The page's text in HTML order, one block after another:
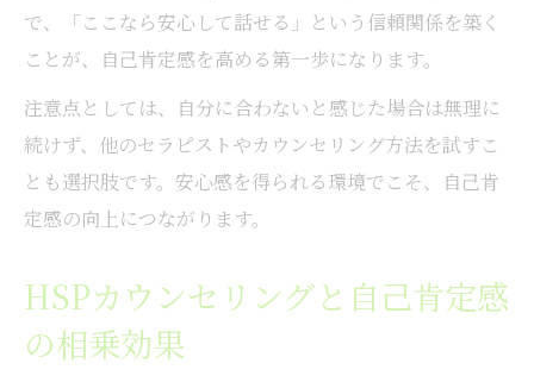
で、「ここなら安心して話せる」という信頼関係を築く
ことが、自己肯定感を高める第一歩になります。
注意点としては、自分に合わないと感じた場合は無理に
続けず、他のセラピストやカウンセリング方法を試すこ
とも選択肢です。安心感を得られる環境でこそ、自己肯
定感の向上につながります。
HSPカウンセリングと自己肯定感
の相乗効果